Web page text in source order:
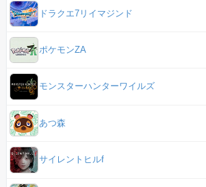
ドラクエ7リイマジンド
ポケモンZA
モンスターハンターワイルズ
あつ森
サイレントヒルf